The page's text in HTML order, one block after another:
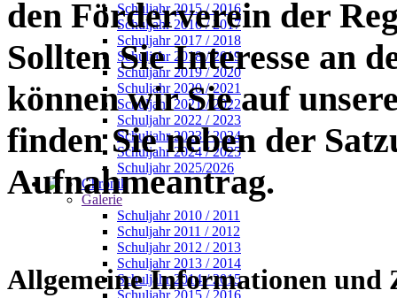
Schuljahr 2015 / 2016
Schuljahr 2016 / 2017
Schuljahr 2017 / 2018
Schuljahr 2018 / 2019
Schuljahr 2019 / 2020
Schuljahr 2020 / 2021
Schuljahr 2021 / 2022
Schuljahr 2022 / 2023
Schuljahr 2023 / 2024
Schuljahr 2024 / 2025
Schuljahr 2025/2026
Chronik
Galerie
Schuljahr 2010 / 2011
Schuljahr 2011 / 2012
Schuljahr 2012 / 2013
Schuljahr 2013 / 2014
Schuljahr 2014 / 2015
Schuljahr 2015 / 2016
den Förderverein der
Sollten Sie Interesse an
können wir Sie auf
finden Sie neben der
Aufnahmeantrag.
Allgemeine Informationen und